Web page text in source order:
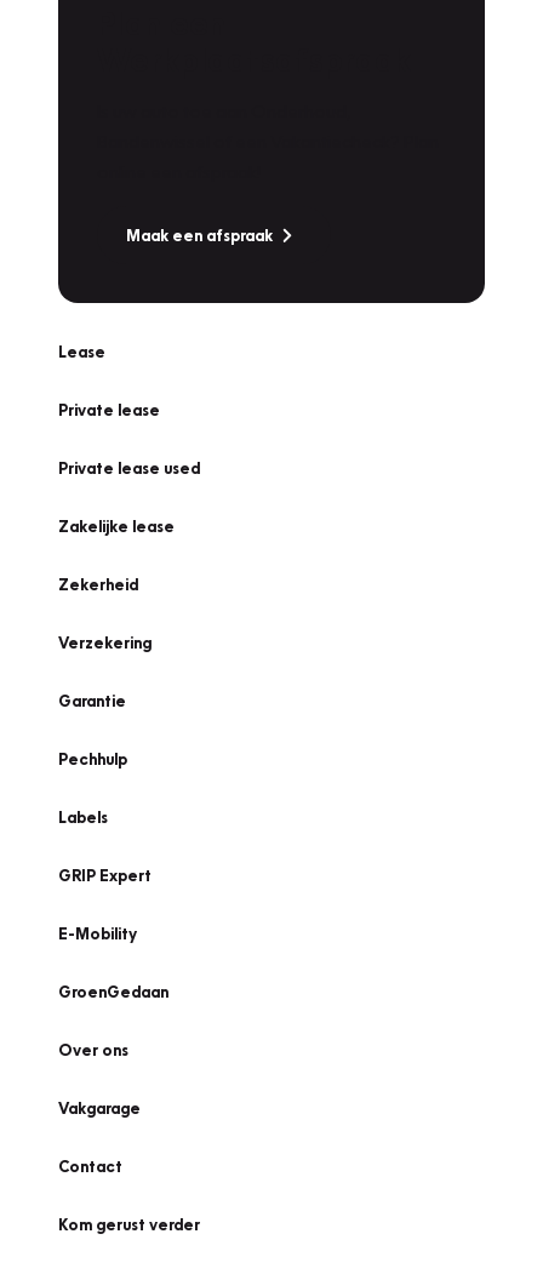
Maak een afspraak
Lease
Private lease
Private lease used
Zakelijke lease
Zekerheid
Verzekering
Garantie
Pechhulp
Labels
GRIP Expert
E-Mobility
GroenGedaan
Over ons
Vakgarage
Contact
Kom gerust verder